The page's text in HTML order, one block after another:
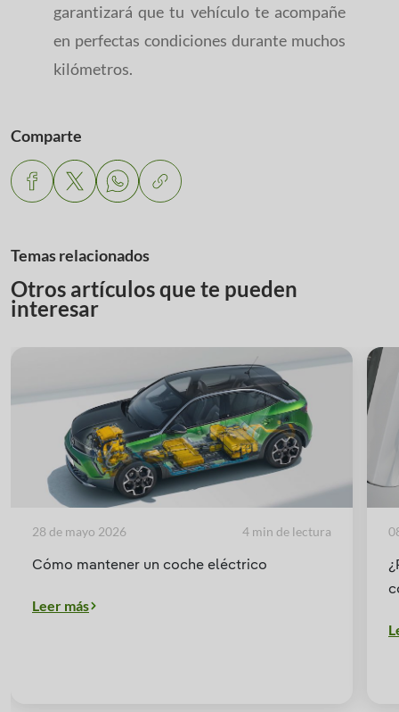
garantizará que tu vehículo te acompañe
en perfectas condiciones durante muchos
kilómetros.
Comparte
Temas relacionados
Otros artículos que te pueden
interesar
Cómo mantener un coche eléctrico
28 de mayo 2026 4 min de lectura
Leer más